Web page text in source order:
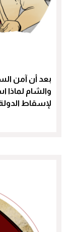
بعد أن آمن
والشام لماذا
لإسقاط